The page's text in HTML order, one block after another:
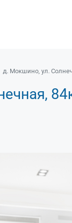
д. Мокшино, ул.